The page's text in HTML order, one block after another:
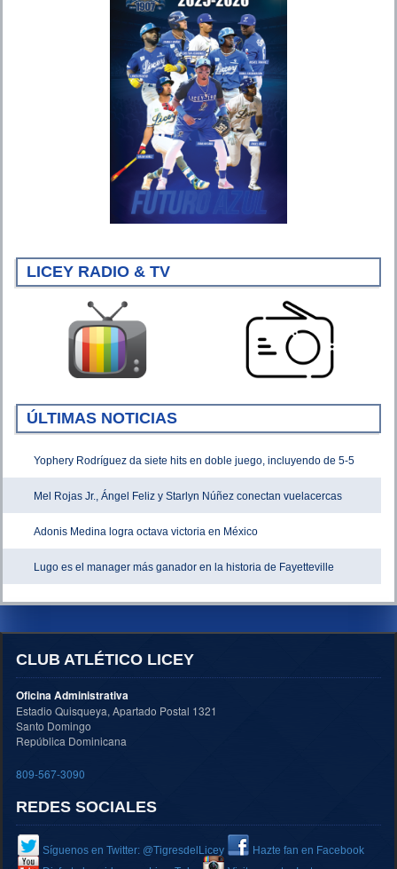
LICEY RADIO & TV
ÚLTIMAS NOTICIAS
Yophery Rodríguez da siete hits en doble juego, incluyendo de 5-5
Mel Rojas Jr., Ángel Feliz y Starlyn Núñez conectan vuelacercas
Adonis Medina logra octava victoria en México
Lugo es el manager más ganador en la historia de Fayetteville
CLUB ATLÉTICO LICEY
Oficina Administrativa
Estadio Quisqueya, Apartado Postal 1321
Santo Domingo
República Dominicana
809-567-3090
REDES SOCIALES
Síguenos en Twitter: @TigresdelLicey
Hazte fan en Facebook